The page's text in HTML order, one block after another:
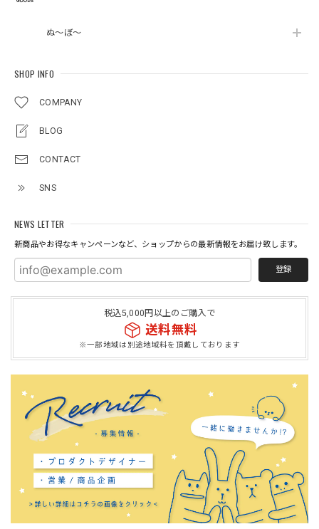
ぬ～ぼ～
SHOP INFO
COMPANY
BLOG
CONTACT
SNS
NEWS LETTER
新商品やお得なキャンペーンなど、ショップからの最新情報をお届け致します。
登録
税込5,000円以上のご購入で
送料無料
※一部地域は別途地域料を頂戴しております